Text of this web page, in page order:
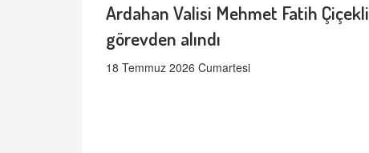
Ardahan Valisi Mehmet Fatih Çiçekli
görevden alındı
18 Temmuz 2026 Cumartesi